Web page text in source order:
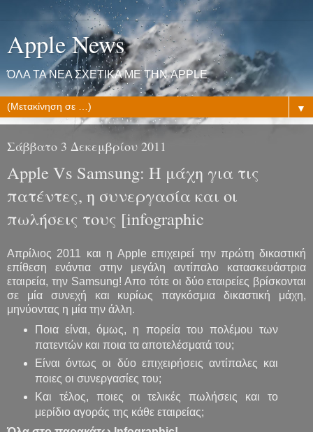
Apple News
ΌΛΑ ΤΑ ΝΕΑ ΣΧΕΤΙΚΑ ΜΕ ΤΗΝ APPLE
▼
Σάββατο 3 Δεκεμβρίου 2011
Apple Vs Samsung: Η μάχη για τις
πατέντες, η συνεργασία και οι
πωλήσεις τους [infographic
Απρίλιος 2011 και η Apple επιχειρεί την πρώτη δικαστική
επίθεση ενάντια στην μεγάλη αντίπαλο κατασκευάστρια
εταιρεία, την Samsung! Απο τότε οι δύο εταιρείες βρίσκονται
σε μία συνεχή και κυρίως παγκόσμια δικαστική μάχη,
μηνύοντας η μία την άλλη.
Ποια είναι, όμως, η πορεία του πολέμου των
πατεντών και ποια τα αποτελέσματά του;
Είναι όντως οι δύο επιχειρήσεις αντίπαλες και
ποιες οι συνεργασίες του;
Και τέλος, ποιες οι τελικές πωλήσεις και το
μερίδιο αγοράς της κάθε εταιρείας;